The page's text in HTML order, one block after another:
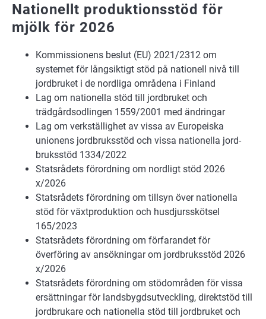
Nationellt produktionsstöd för
mjölk för 2026
Kommissionens beslut (EU) 2021/2312 om
systemet för långsiktigt stöd på nationell nivå till
jordbruket i de nordliga områdena i Finland
Lag om nationella stöd till jordbruket och
trädgårdsodlingen 1559/2001 med ändringar
Lag om verkställighet av vissa av Europeiska
unionens jordbruksstöd och vissa nationella jord-
bruksstöd 1334/2022
Statsrådets förordning om nordligt stöd 2026
x/2026
Statsrådets förordning om tillsyn över nationella
stöd för växtproduktion och husdjursskötsel
165/2023
Statsrådets förordning om förfarandet för
överföring av ansökningar om jordbruksstöd 2026
x/2026
Statsrådets förordning om stödområden för vissa
ersättningar för landsbygdsutveckling, direktstöd till
jordbrukare och nationella stöd till jordbruket och